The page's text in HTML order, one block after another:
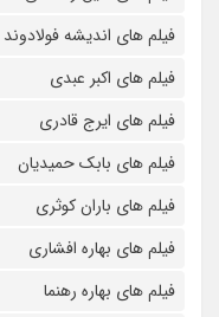
فیلم های اندیشه فولادوند
فیلم های اکبر عبدی
فیلم های ایرج قادری
فیلم های بابک حمیدیان
فیلم های باران کوثری
فیلم های بهاره افشاری
فیلم های بهاره رهنما